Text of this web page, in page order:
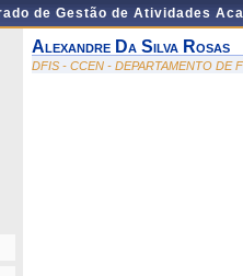
de Gestão de Atividades
Alexandre Da Silva Rosas
DFIS - CCEN - DEPARTAMENTO DE